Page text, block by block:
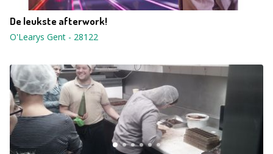
De leukste afterwork!
O'Learys Gent - 28122